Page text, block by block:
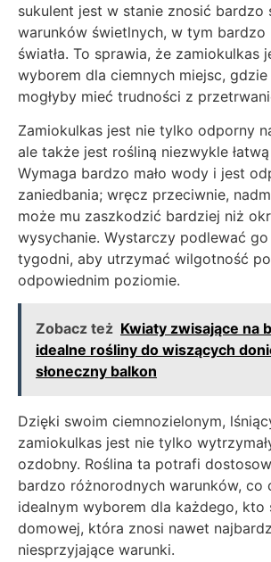
sukulent jest w stanie znosić bardzo
warunków świetlnych, w tym bardzo
światła. To sprawia, że zamiokulkas
wyborem dla ciemnych miejsc,
mogłyby mieć trudności z
Zamiokulkas jest nie tylko odporny
ale także jest rośliną niezwykle
Wymaga bardzo mało wody i jest
zaniedbania; wręcz przeciwnie,
może mu zaszkodzić bardziej niż
wysychanie. Wystarczy podlewać
tygodni, aby utrzymać wilgotność
odpowiednim poziomie.
Zobacz też Kwiaty zwisające na
idealne rośliny do wiszących
słoneczny balkon
Dzięki swoim ciemnozielonym,
zamiokulkas jest nie tylko
ozdobny. Roślina ta potrafi
bardzo różnorodnych warunków, co
idealnym wyborem dla każdego, kto
domowej, która znosi nawet
niesprzyjające warunki.